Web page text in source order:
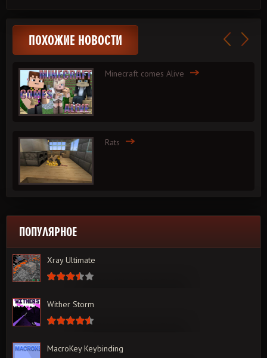
ПОХОЖИЕ НОВОСТИ
Minecraft comes Alive
Rats
ПОПУЛЯРНОЕ
Xray Ultimate
Wither Storm
MacroKey Keybinding